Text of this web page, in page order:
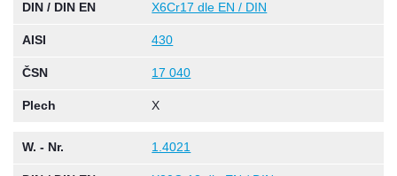
DIN / DIN EN X6Cr17 dle EN / DIN
AISI 430
ČSN 17 040
Plech X
W. - Nr. 1.4021